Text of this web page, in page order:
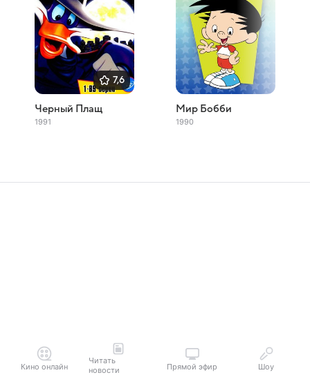
7,6
Черный Плащ
1991
Мир Бобби
1990
Кино онлайн
Читать
новости
Прямой эфир Шоу